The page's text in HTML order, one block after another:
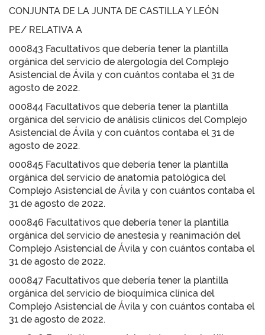
CONJUNTA DE LA JUNTA DE CASTILLA Y LEÓN
PE/ RELATIVA A
000843 Facultativos que debería tener la plantilla
orgánica del servicio de alergología del Complejo
Asistencial de Ávila y con cuántos contaba el 31 de
agosto de 2022.
000844 Facultativos que debería tener la plantilla
orgánica del servicio de análisis clínicos del Complejo
Asistencial de Ávila y con cuántos contaba el 31 de
agosto de 2022.
000845 Facultativos que debería tener la plantilla
orgánica del servicio de anatomía patológica del
Complejo Asistencial de Ávila y con cuántos contaba el
31 de agosto de 2022.
000846 Facultativos que debería tener la plantilla
orgánica del servicio de anestesia y reanimación del
Complejo Asistencial de Ávila y con cuántos contaba el
31 de agosto de 2022.
000847 Facultativos que debería tener la plantilla
orgánica del servicio de bioquímica clínica del
Complejo Asistencial de Ávila y con cuántos contaba el
31 de agosto de 2022.